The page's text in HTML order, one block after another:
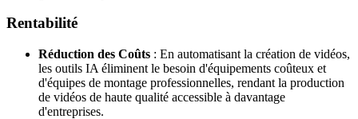
Rentabilité
Réduction des Coûts : En automatisant la création de vidéos,
les outils IA éliminent le besoin d'équipements coûteux et
d'équipes de montage professionnelles, rendant la production
de vidéos de haute qualité accessible à davantage
d'entreprises.